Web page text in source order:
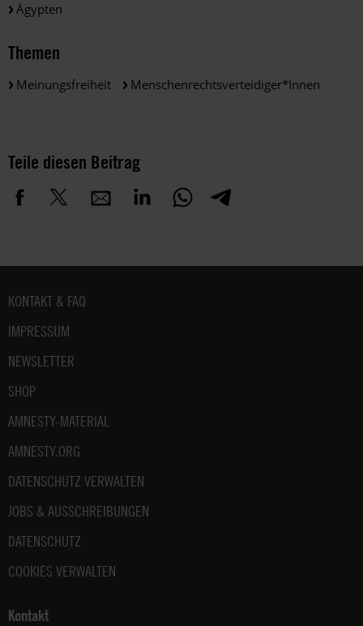
Ägypten
Themen
Meinungsfreiheit Menschenrechtsverteidiger*innen
Teile diesen Beitrag
Fußbereich
KONTAKT & FAQ
IMPRESSUM
NEWSLETTER
SHOP
AMNESTY-MATERIAL
AMNESTY.ORG
DATENSCHUTZ VERWALTEN
JOBS & AUSSCHREIBUNGEN
DATENSCHUTZ
COOKIES VERWALTEN
Kontakt